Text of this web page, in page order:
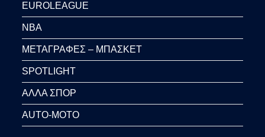
EUROLEAGUE
NBA
ΜΕΤΑΓΡΑΦΕΣ – ΜΠΑΣΚΕΤ
SPOTLIGHT
ΑΛΛΑ ΣΠΟΡ
AUTO-MOTO